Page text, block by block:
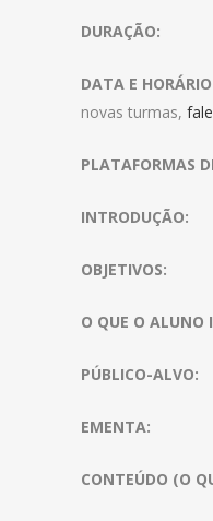
DURAÇÃO:
DATA E
novas turmas,
PLATAFORMAS
INTRODUÇÃO:
OBJETIVOS:
O QUE O ALUNO
PÚBLICO-ALVO:
EMENTA:
CONTEÚDO (O